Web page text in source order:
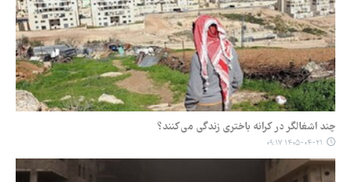
چند اشغالگر در کرانه باختری زندگی می‌کنند؟
۱۴۰۵-۰۴-۲۱ ۰۹:۱۷